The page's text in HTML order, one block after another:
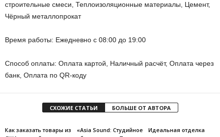
строительные смеси, Теплоизоляционные материалы, Цемент,
Чёрный металлопрокат
Время работы: Ежедневно с 08:00 до 19:00
Способ оплаты: Оплата картой, Наличный расчёт, Оплата через
банк, Оплата по QR-коду
СХОЖИЕ СТАТЬИ БОЛЬШЕ ОТ АВТОРА
Как заказать товары из
«Asia Sound: Студийное
Идеальная отделка